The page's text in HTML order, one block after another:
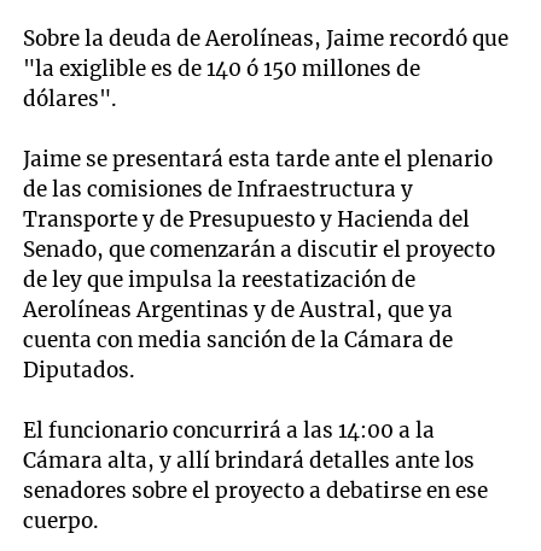
Sobre la deuda de Aerolíneas, Jaime recordó que
"la exiglible es de 140 ó 150 millones de
dólares".
Jaime se presentará esta tarde ante el plenario
de las comisiones de Infraestructura y
Transporte y de Presupuesto y Hacienda del
Senado, que comenzarán a discutir el proyecto
de ley que impulsa la reestatización de
Aerolíneas Argentinas y de Austral, que ya
cuenta con media sanción de la Cámara de
Diputados.
El funcionario concurrirá a las 14:00 a la
Cámara alta, y allí brindará detalles ante los
senadores sobre el proyecto a debatirse en ese
cuerpo.